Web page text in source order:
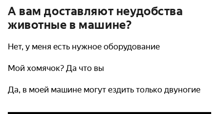
А вам доставляют неудобства
животные в машине?
Нет, у меня есть нужное оборудование
Мой хомячок? Да что вы
Да, в моей машине могут ездить только двуногие